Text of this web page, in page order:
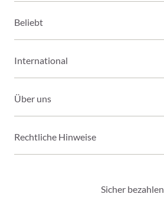
Beliebt
International
Über uns
Rechtliche Hinweise
Sicher bezahlen